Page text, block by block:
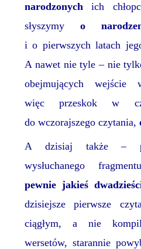
narodzonychich
słyszymy o
i o pierwszych latach
A nawet nie tyle – nie
obejmujących wejście
więc przeskokw
do wczorajszego czytania,
A dzisiaj także –
wysłuchanego
pewnie jakieś
dzisiejsze pierwsze
ciągłym, a nie
wersetów, starannie